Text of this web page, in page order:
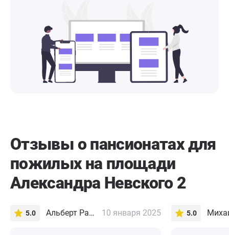
Отзывы о пансионатах для
пожилых на площади
Александра Невского 2
5.0 Альберт Раисов 10 января 2025 5.0